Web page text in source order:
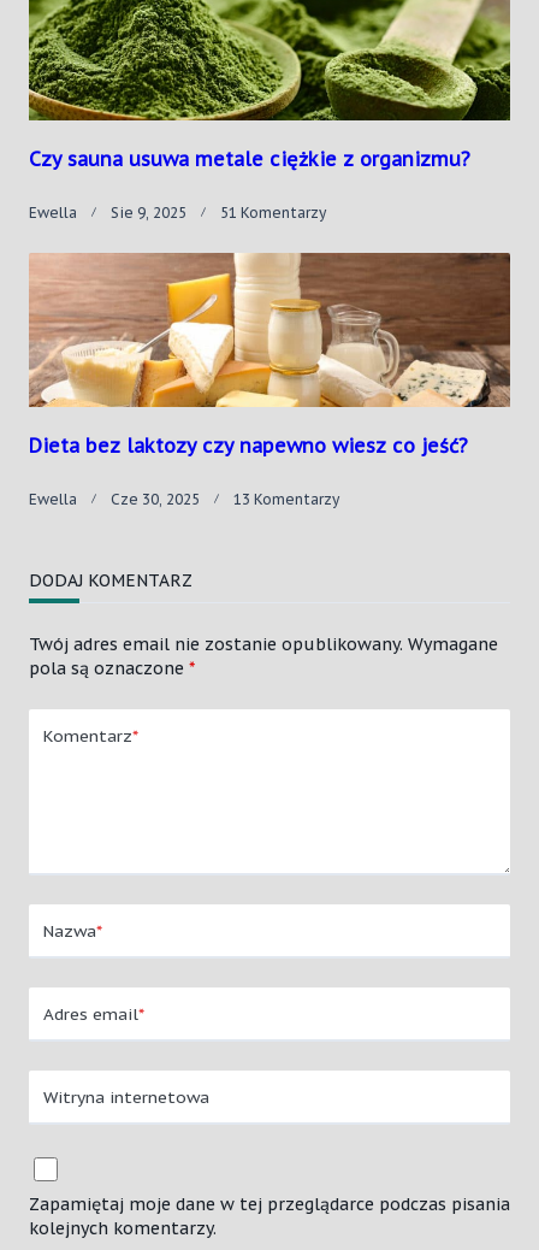
Przyprawa
Na
Zwykłe
Dolegliwości?
Czy sauna usuwa metale ciężkie z organizmu?
Ewella Sie 9, 2025 51 KomentarzyDo
Sauna
Metale
Ciężkie
Z
Organizmu?
Dieta bez laktozy czy napewno wiesz co jeść?
Ewella Cze 30, 2025 13 KomentarzyDo
Co
DODAJ KOMENTARZ
Twój adres email nie zostanie opublikowany. Wymagane
pola są oznaczone *
Komentarz*
Nazwa*
Adres email*
Witryna internetowa
Zapamiętaj moje dane w tej przeglądarce podczas pisania
kolejnych komentarzy.